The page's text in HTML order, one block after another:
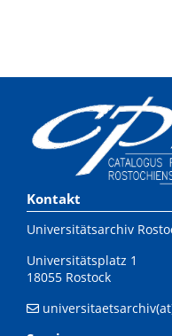
Kontakt
Universitätsarchiv
Universitätsplatz 1
18055 Rostock